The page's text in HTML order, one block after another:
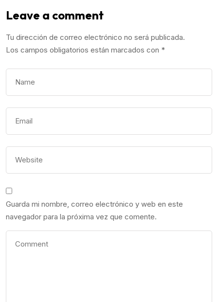
Leave a comment
Tu dirección de correo electrónico no será publicada.
Los campos obligatorios están marcados con *
Guarda mi nombre, correo electrónico y web en este
navegador para la próxima vez que comente.